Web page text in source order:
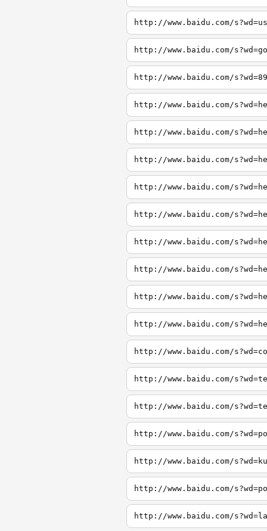
http://www.baidu.com/
http://www.baidu.com/
http://www.baidu.com/
http://www.baidu.com/
http://www.baidu.com/
http://www.baidu.com/
http://www.baidu.com/
http://www.baidu.com/
http://www.baidu.com/
http://www.baidu.com/
http://www.baidu.com/
http://www.baidu.com/
http://www.baidu.com/
http://www.baidu.com/
http://www.baidu.com/
http://www.baidu.com/
http://www.baidu.com/
http://www.baidu.com/
http://www.baidu.com/